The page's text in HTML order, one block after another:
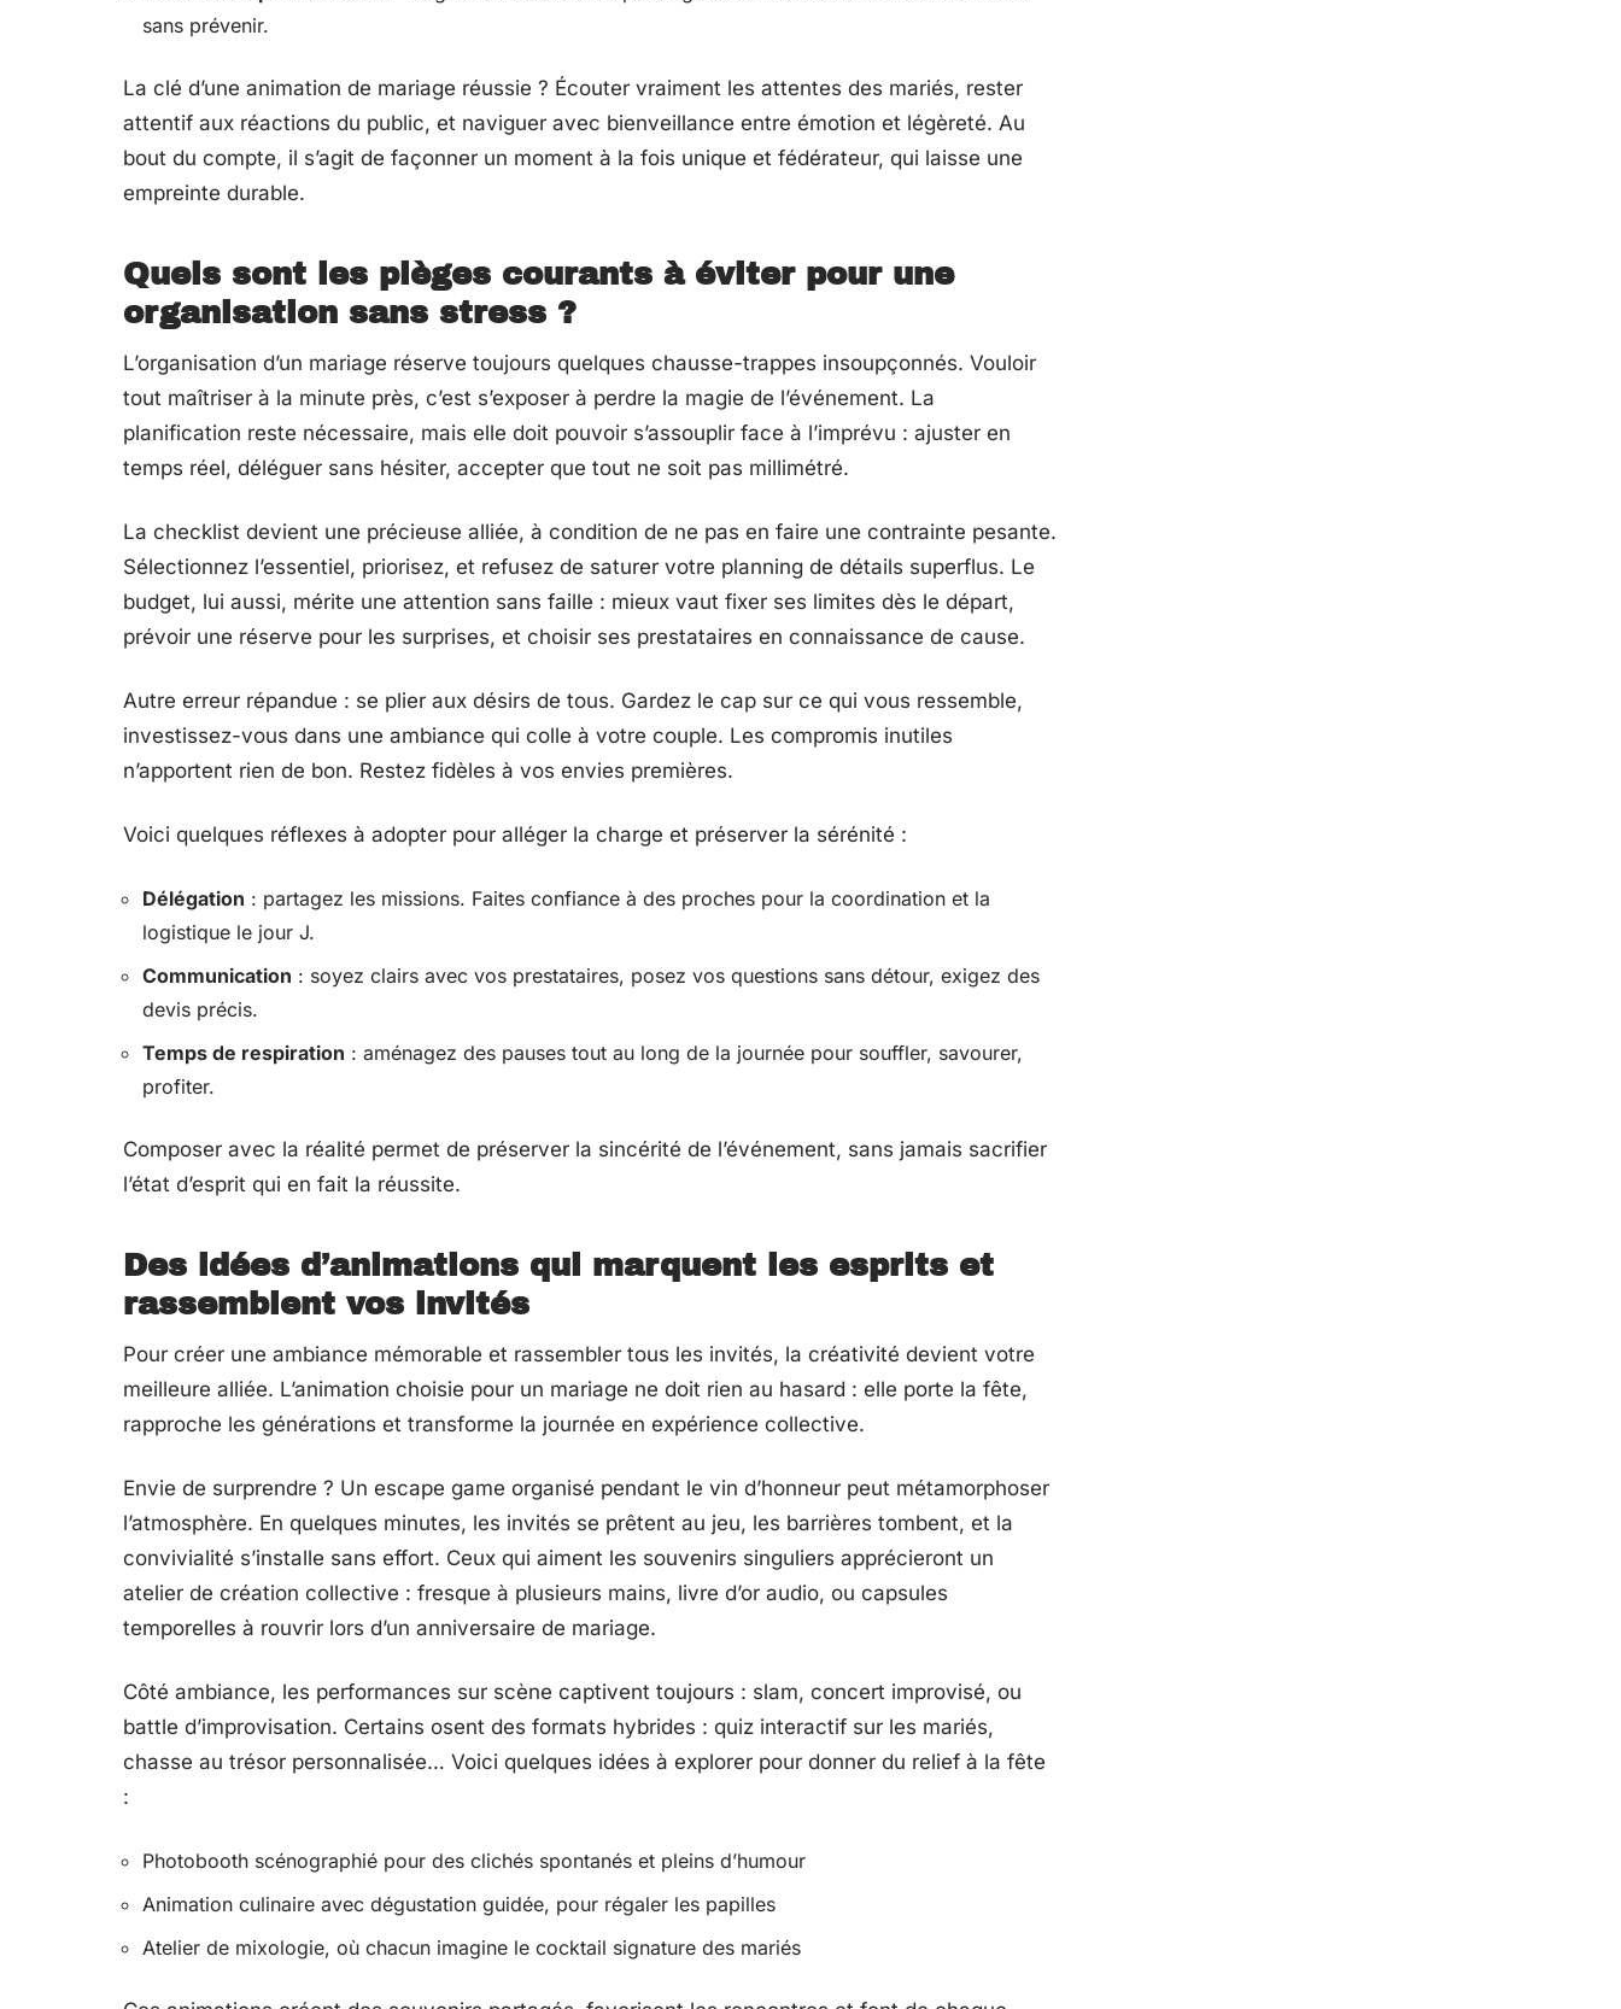
sans prévenir.
La clé d’une animation de mariage réussie ? Écouter vraiment les attentes des mariés, rester
attentif aux réactions du public, et naviguer avec bienveillance entre émotion et légèreté. Au
bout du compte, il s’agit de façonner un moment à la fois unique et fédérateur, qui laisse une
empreinte durable.
Quels sont les pièges courants à éviter pour une
organisation sans stress ?
L’organisation d’un mariage réserve toujours quelques chausse-trappes insoupçonnés. Vouloir
tout maîtriser à la minute près, c’est s’exposer à perdre la magie de l’événement. La
planification reste nécessaire, mais elle doit pouvoir s’assouplir face à l’imprévu : ajuster en
temps réel, déléguer sans hésiter, accepter que tout ne soit pas millimétré.
La checklist devient une précieuse alliée, à condition de ne pas en faire une contrainte pesante.
Sélectionnez l’essentiel, priorisez, et refusez de saturer votre planning de détails superflus. Le
budget, lui aussi, mérite une attention sans faille : mieux vaut fixer ses limites dès le départ,
prévoir une réserve pour les surprises, et choisir ses prestataires en connaissance de cause.
Autre erreur répandue : se plier aux désirs de tous. Gardez le cap sur ce qui vous ressemble,
investissez-vous dans une ambiance qui colle à votre couple. Les compromis inutiles
n’apportent rien de bon. Restez fidèles à vos envies premières.
Voici quelques réflexes à adopter pour alléger la charge et préserver la sérénité :
Délégation : partagez les missions. Faites confiance à des proches pour la coordination et la
logistique le jour J.
Communication : soyez clairs avec vos prestataires, posez vos questions sans détour, exigez des
devis précis.
Temps de respiration : aménagez des pauses tout au long de la journée pour souffler, savourer,
profiter.
Composer avec la réalité permet de préserver la sincérité de l’événement, sans jamais sacrifier
l’état d’esprit qui en fait la réussite.
Des idées d’animations qui marquent les esprits et
rassemblent vos invités
Pour créer une ambiance mémorable et rassembler tous les invités, la créativité devient votre
meilleure alliée. L’animation choisie pour un mariage ne doit rien au hasard : elle porte la fête,
rapproche les générations et transforme la journée en expérience collective.
Envie de surprendre ? Un escape game organisé pendant le vin d’honneur peut métamorphoser
l’atmosphère. En quelques minutes, les invités se prêtent au jeu, les barrières tombent, et la
convivialité s’installe sans effort. Ceux qui aiment les souvenirs singuliers apprécieront un
atelier de création collective : fresque à plusieurs mains, livre d’or audio, ou capsules
temporelles à rouvrir lors d’un anniversaire de mariage.
Côté ambiance, les performances sur scène captivent toujours : slam, concert improvisé, ou
battle d’improvisation. Certains osent des formats hybrides : quiz interactif sur les mariés,
chasse au trésor personnalisée… Voici quelques idées à explorer pour donner du relief à la fête
:
Photobooth scénographié pour des clichés spontanés et pleins d’humour
Animation culinaire avec dégustation guidée, pour régaler les papilles
Atelier de mixologie, où chacun imagine le cocktail signature des mariés